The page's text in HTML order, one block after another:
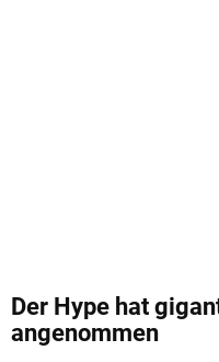
Der Hype hat
angenommen